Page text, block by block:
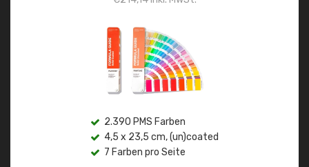
2.390 PMS Farben
4,5 x 23,5 cm, (un)coated
7 Farben pro Seite